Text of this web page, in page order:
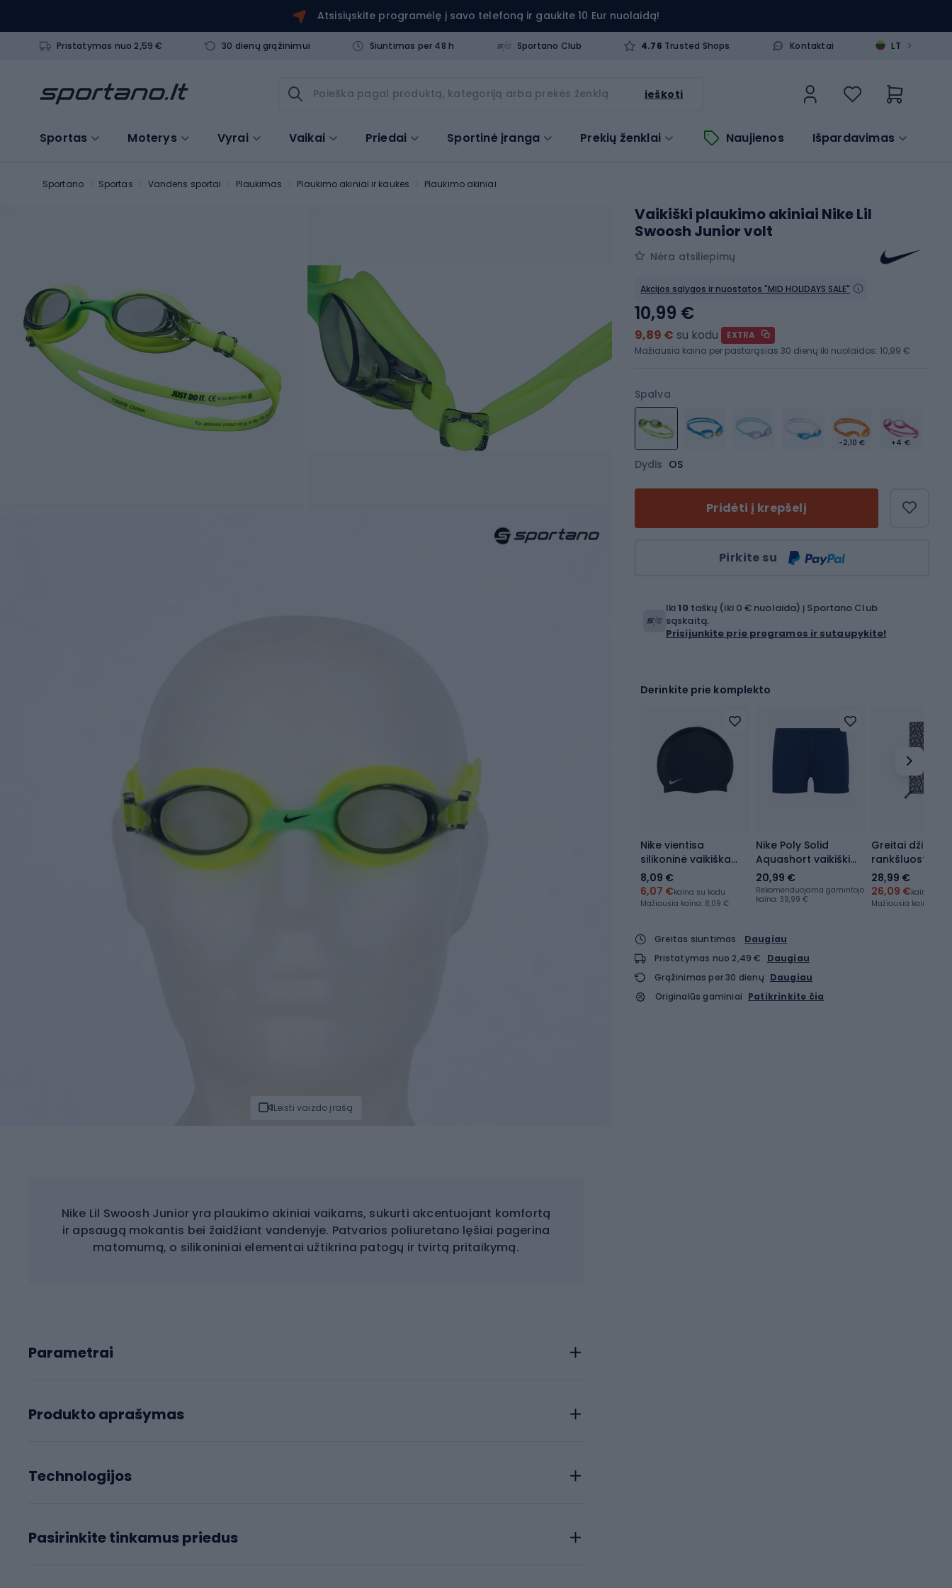
Atsisiųskite programėlę į savo telefoną ir gaukite 10 Eur nuolaidą!
Pristatymas nuo 2,59 € 30 dienų grąžinimui Siuntimas per 48 h Sportano Club 4.76 Trusted Shops Kontaktai LT >
ieškoti
Sportas Moterys Vyrai Vaikai Priedai Sportinė įranga Prekių ženklai Naujienos Išpardavimas
Sportano Sportas Vandens sportai Plaukimas Plaukimo akiniai ir kaukės Plaukimo akiniai
Leisti vaizdo įrašą
Nike Lil Swoosh Junior yra plaukimo akiniai vaikams, sukurti akcentuojant komfortą
ir apsaugą mokantis bei žaidžiant vandenyje. Patvarios poliuretano lęšiai pagerina
matomumą, o silikoniniai elementai užtikrina patogų ir tvirtą pritaikymą.
Parametrai
Produkto aprašymas
Technologijos
Pasirinkite tinkamus priedus
Vaikiški plaukimo akiniai Nike Lil
Swoosh Junior volt
Nėra atsiliepimų
Akcijos sąlygos ir nuostatos "MID HOLIDAYS SALE"
Spalva
-2,10 € +4 €
Dydis OS
Pridėti į krepšelį
Pirkite su
10,99 €
9,89 € su kodu
EXTRA
Mažiausia kaina per pastarąsias 30 dienų iki nuolaidos: 10,99 €
Iki10 taškų (iki 0 € nuolaida) į Sportano Club
sąskaitą.
Prisijunkite prie programos ir sutaupykite!
Derinkite prie komplekto
Nike vientisa
silikoninė vaikiška
plaukimo kepuraitė
juoda TESS0106-001
8,09 €
6,07 €kaina su kodu
Mažiausia kaina: 8,09 €
Nike Poly Solid
Aquashort vaikiški
plaukimo bokseriai
tamsiai mėlyni
NESS9742-440
20,99 €
Rekomenduojama gamintojo
kaina: 39,99 €
Greitai
rankšluostis
Quick Dry
black
28,99 €
26,09 €kaina su
Mažiausia kaina:
Greitas siuntimas
Daugiau
Pristatymas nuo 2,49 €
Daugiau
Grąžinimas per 30 dienų Daugiau
Originalūs gaminiai Patikrinkite čia